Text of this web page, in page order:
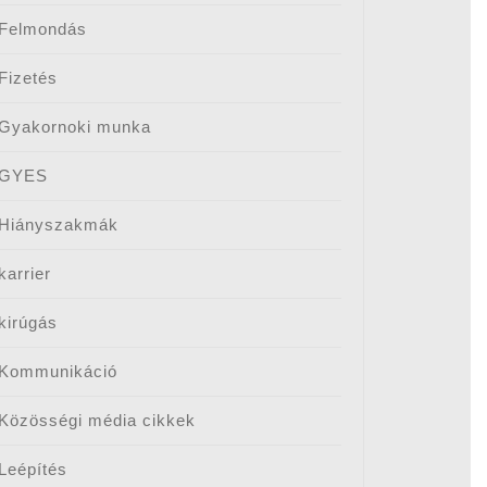
Felmondás
Fizetés
munka
Hiányszakmák
karrier
kirúgás
Kommunikáció
Közösségi média cikkek
Leépítés